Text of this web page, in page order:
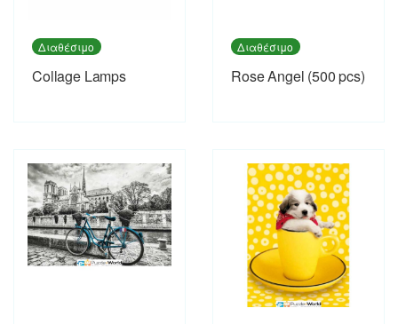
Διαθέσιμο
Collage Lamps
Διαθέσιμο
Rose Angel (500 pcs)